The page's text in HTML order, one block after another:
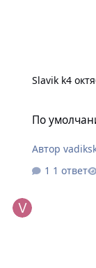
Slavik k4
По
Автор
1 ответ